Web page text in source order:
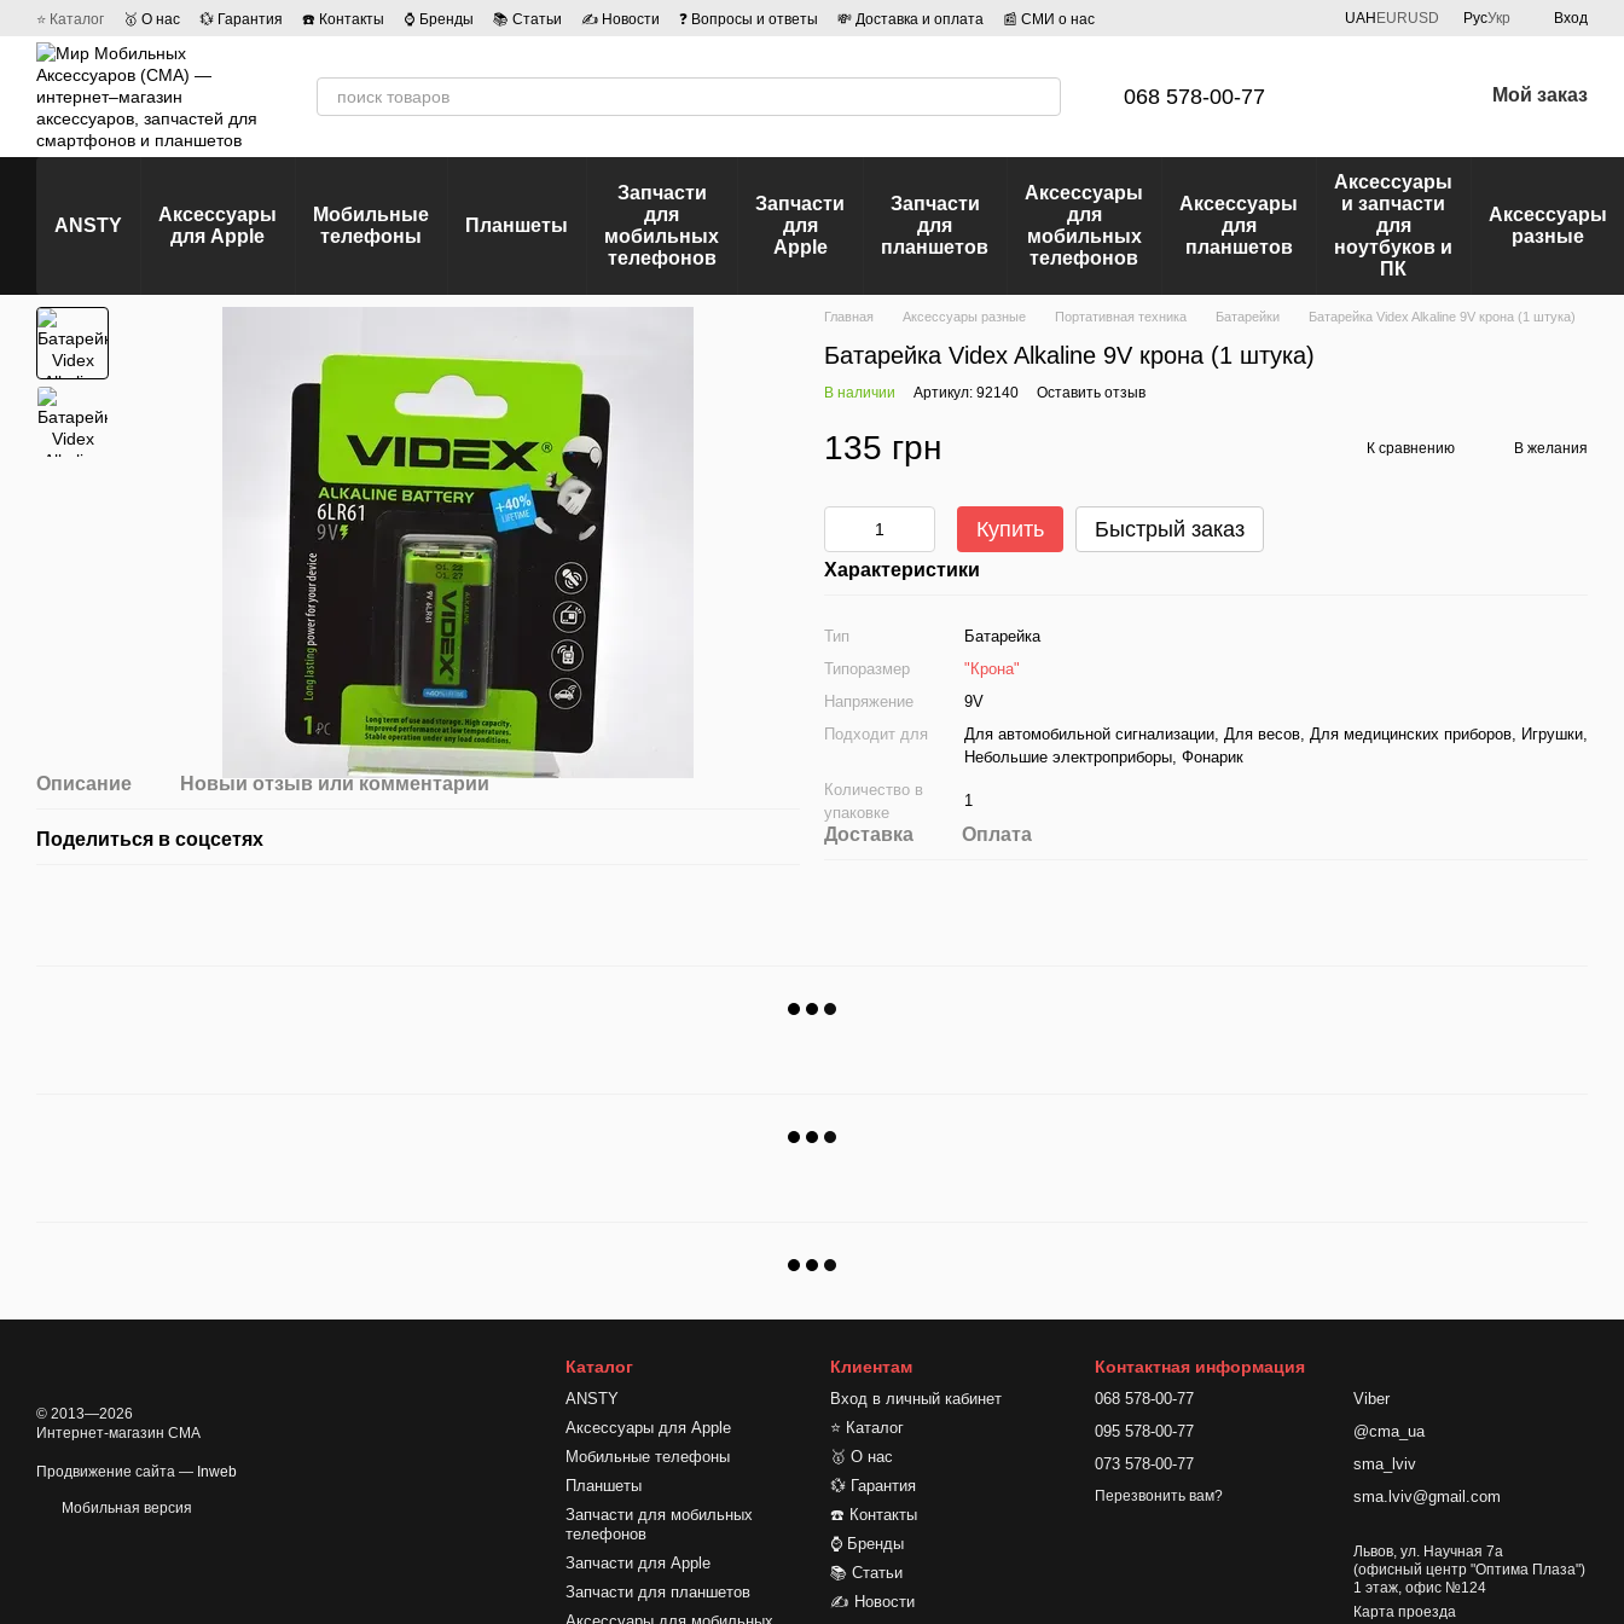
Перейти к основному контенту
⭐ Каталог 🥇 О нас 💱 Гарантия ☎️ Контакты ⌚ Бренды 📚 Статьи ✍ Новости ❓ Вопросы и ответы 💸 Доставка и оплата
📰 СМИ о нас
UAH EURUSD РусУкр Вход
068 578-00-77 Мой заказ
ANSTY
Аксессуары
для Apple
Мобильные
телефоны
Планшеты
Запчасти
для
мобильных
телефонов
Запчасти
для
Apple
Запчасти
для
планшетов
Аксессуары
для
мобильных
телефонов
Аксессуары
для
планшетов
Аксессуары
и запчасти
для
ноутбуков и
ПК
Аксессуары
разные
Описание Новый отзыв или комментарий
Поделиться в соцсетях
Главная Аксессуары разные Портативная техника Батарейки Батарейка Videx Alkaline 9V крона (1 штука)
Батарейка Videx Alkaline 9V крона (1 штука)
В наличии Артикул: 92140 Оставить отзыв
135 грн К сравнению В желания
Купить Быстрый заказ
Характеристики
Тип
Батарейка
Типоразмер
"Крона"
Напряжение
9V
Подходит для
Для автомобильной сигнализации, Для весов, Для медицинских приборов, Игрушки,
Небольшие электроприборы, Фонарик
Количество в
упаковке
1
Доставка Оплата
© 2013—2026
Интернет-магазин CMA
Продвижение сайта — Inweb
Мобильная версия
Каталог
ANSTY
Аксессуары для Apple
Мобильные телефоны
Планшеты
Запчасти для мобильных
телефонов
Запчасти для Apple
Запчасти для планшетов
Клиентам
Вход в личный кабинет
⭐ Каталог
🥇 О нас
💱 Гарантия
☎️ Контакты
⌚ Бренды
📚 Статьи
✍ Новости
Контактная информация
068 578-00-77
095 578-00-77
073 578-00-77
Перезвонить вам?
Viber
@cma_ua
sma_lviv
sma.lviv@gmail.com
Львов, ул. Научная 7а
(офисный центр "Оптима Плаза")
1 этаж, офис №124
Карта проезда